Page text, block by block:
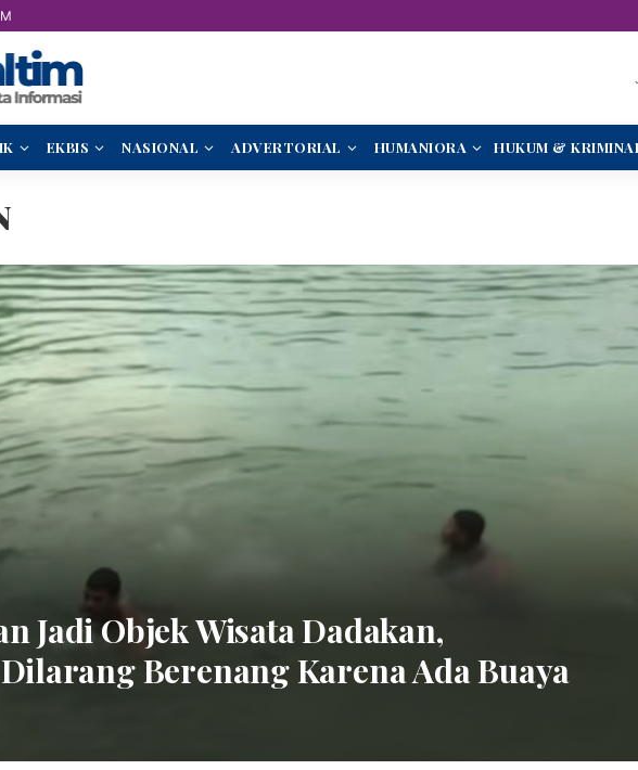
EKBIS NASIONAL ADVERTORIAL HUMANIORA HUKUM &
Jadi Objek Wisata Dadakan,
Berenang Karena Ada Buaya